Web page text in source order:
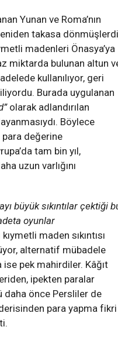
Yunan ve Roma’nın
takasa
madenleri Önasya’ya
miktarda bulunan altun
kullanılıyor, geri
Burada uygulanan
olarak adlandırılan
Böylece
para değerine
tam bin yıl,
uzun varlığını
büyük sıkıntılar çektiği
oyunlar
maden sıkıntısı
alternatif mübadele
ise pek mahirdiler. Kâğıt
ipekten paralar
daha önce Persliler de
para yapma fikri